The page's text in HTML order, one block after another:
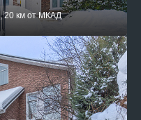
20 км от МКАД